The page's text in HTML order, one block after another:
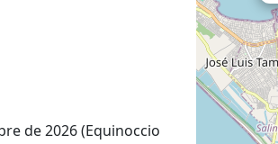
de 2026 (Equinoccio